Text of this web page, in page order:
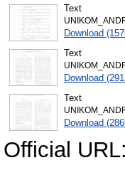
Text
Download
Text
Download
Text
Download
Official URL: